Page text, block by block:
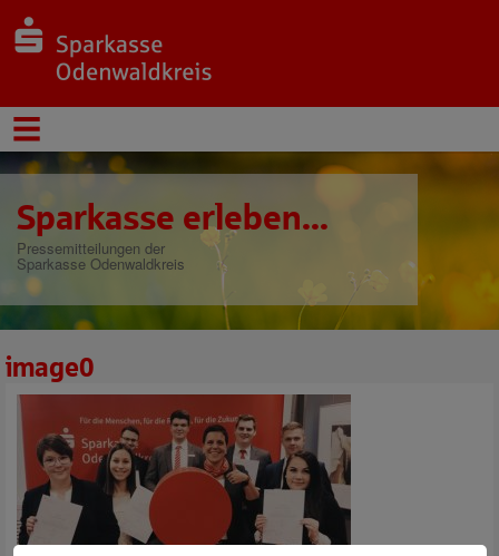
Sparkasse erleben...
Pressemitteilungen der
Sparkasse Odenwaldkreis
image0